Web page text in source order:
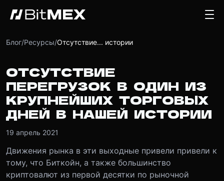
Блог/Ресурсы/Отсутствие... истории
ОТСУТСТВИЕ
ПЕРЕГРУЗОК В ОДИН ИЗ
КРУПНЕЙШИХ ТОРГОВЫХ
ДНЕЙ В НАШЕЙ ИСТОРИИ
19 апрель 2021
Движения рынка в эти выходные привели привели к
тому, что Биткойн, а также большинство
криптовалют из первой десятки по рыночной